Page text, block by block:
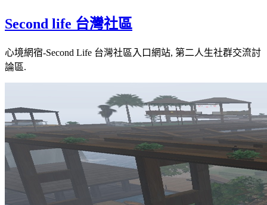
to
Second life 台灣社區
心境網宿-Second Life 台灣社區入口網站, 第二人生社群交流討
論區.